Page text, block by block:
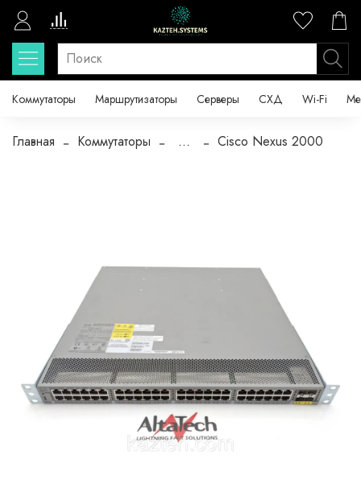
Коммутаторы Маршрутизаторы Серверы СХД Wi-Fi
Главная Коммутаторы ... Cisco Nexus 2000